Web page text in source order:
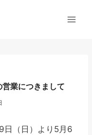
業につきまして
日（日）より5月6